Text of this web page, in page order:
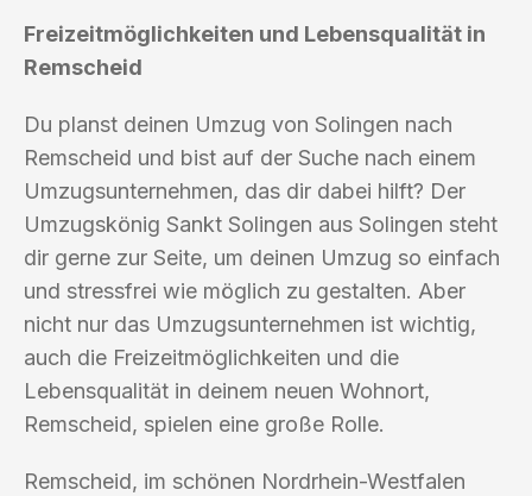
Freizeitmöglichkeiten und Lebensqualität in
Remscheid
Du planst deinen Umzug von Solingen nach
Remscheid und bist auf der Suche nach einem
Umzugsunternehmen, das dir dabei hilft? Der
Umzugskönig Sankt Solingen aus Solingen steht
dir gerne zur Seite, um deinen Umzug so einfach
und stressfrei wie möglich zu gestalten. Aber
nicht nur das Umzugsunternehmen ist wichtig,
auch die Freizeitmöglichkeiten und die
Lebensqualität in deinem neuen Wohnort,
Remscheid, spielen eine große Rolle.
Remscheid, im schönen Nordrhein-Westfalen